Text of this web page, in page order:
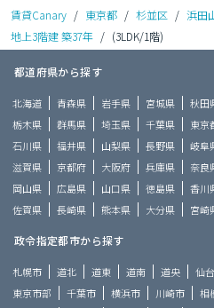
賃貸Canary / 東京都 / 杉並区 / 浜田
地上3階建 築37年 / (3LDK/1階)
都道府県から探す
北海道 青森県 岩手県 宮城県 秋田
栃木県
群馬県 埼玉県 千葉県 東京
石川県
福井県 山梨県 長野県 岐阜
滋賀県
京都府 大阪府 兵庫県 奈良
岡山県
広島県 山口県 徳島県 香川
佐賀県
長崎県 熊本県 大分県 宮崎
政令指定都市から探す
札幌市 道北 道東 道南 道央 仙
東京市部
千葉市 横浜市 川崎市 相